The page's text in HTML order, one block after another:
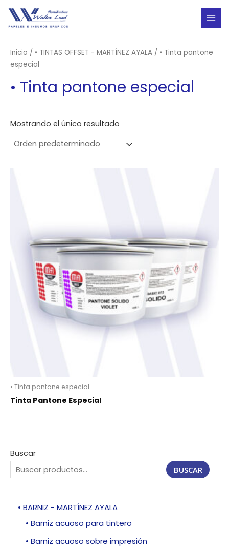
contenido
Buscar
BUSCAR
• BARNIZ - MARTÍNEZ AYALA
• Barniz acuoso para tintero
• Barniz acuoso sobre impresión
Inicio / • TINTAS OFFSET - MARTÍNEZ AYALA / • Tinta pantone
especial
• Tinta pantone especial
Mostrando el único resultado
• Tinta pantone especial
Tinta Pantone Especial